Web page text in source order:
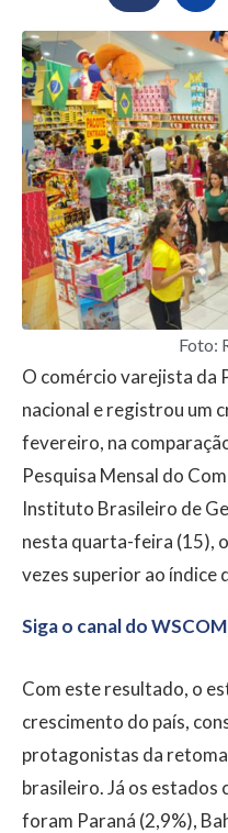
Foto:
O comércio varejista da
nacional e registrou um
fevereiro, na
Pesquisa Mensal do
Instituto Brasileiro de
nesta quarta-feira (15),
vezes superior ao índice
Siga o canal do
Com este resultado, o
crescimento do país,
protagonistas da
brasileiro. Já os estados
foram Paraná (2,9%),